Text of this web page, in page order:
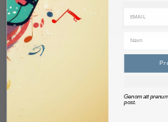
Sibelius Ultimate 3 års Updates &
AVID Technology
Genom att
post.